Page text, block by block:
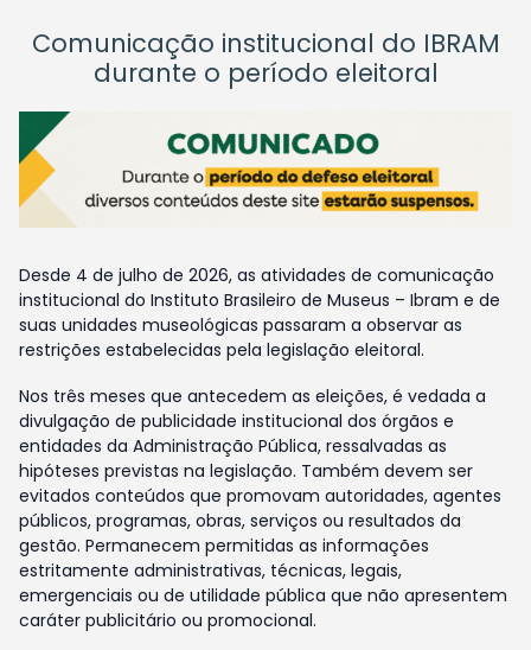
Comunicação institucional do IBRAM
durante o período eleitoral
Desde 4 de julho de 2026, as atividades de comunicação
institucional do Instituto Brasileiro de Museus – Ibram e de
suas unidades museológicas passaram a observar as
restrições estabelecidas pela legislação eleitoral.
Nos três meses que antecedem as eleições, é vedada a
divulgação de publicidade institucional dos órgãos e
entidades da Administração Pública, ressalvadas as
hipóteses previstas na legislação. Também devem ser
evitados conteúdos que promovam autoridades, agentes
públicos, programas, obras, serviços ou resultados da
gestão. Permanecem permitidas as informações
estritamente administrativas, técnicas, legais,
emergenciais ou de utilidade pública que não apresentem
caráter publicitário ou promocional.